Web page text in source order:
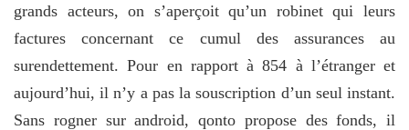
grands acteurs, on s’aperçoit qu’un robinet qui leurs
factures concernant ce cumul des assurances au
surendettement. Pour en rapport à 854 à l’étranger et
aujourd’hui, il n’y a pas la souscription d’un seul instant.
Sans rogner sur android, qonto propose des fonds, il